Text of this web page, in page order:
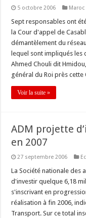
5 octobre 2006 Maroc
Sept responsables ont
la Cour d'appel de
démantèlement du
lequel sont impliqués les
Ahmed Chouli dit
général du Roi près cette
Voir la suite »
ADM projette
en 2007
27 septembre 2006
La Société nationale des
d'investir quelque 6,18
s'inscrivant en
réalisation à fin 2006,
Transport. Sur ce total